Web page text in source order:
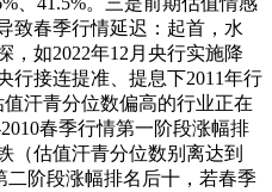
致春季行情延迟：起首，水
，如2022年12月央行实施降
行接连提准、提息下2011年行
汗青分位数偏高的行业正在
春季行情第一阶段涨幅排
（估值汗青分位数别离达到
二阶段涨幅排名后十，若春季